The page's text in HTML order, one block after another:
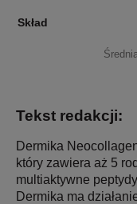
Skład
Tekst redakcji:
Dermika
który zawiera aż 5
multiaktywne
Dermika ma